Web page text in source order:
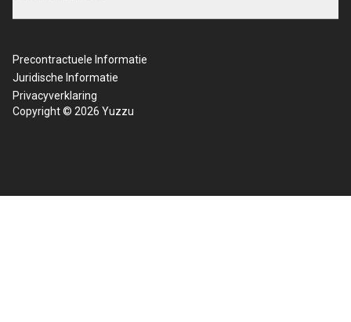
Precontractuele Informatie
Juridische Informatie
Privacyverklaring
Copyright © 2026 Yuzzu